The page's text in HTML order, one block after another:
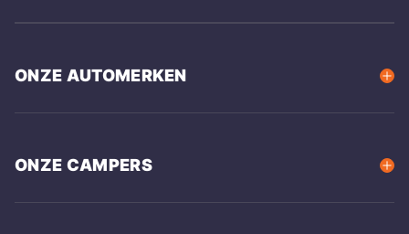
ONZE AUTOMERKEN
ONZE CAMPERS